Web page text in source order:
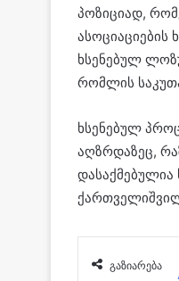
პოზიციად,
ასოციაციების
ხსენებულ
რომლის
ხსენებულ
აღზრდაზეც,
გაზიარება